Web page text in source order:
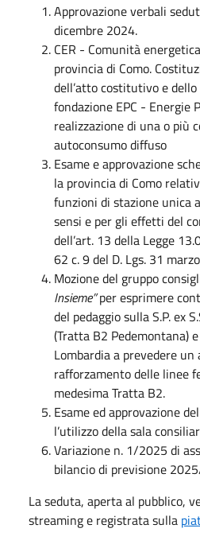
Approvazione verbali
dicembre 2024.
CER - Comunità
provincia di Como.
dell’atto costitutivo e
fondazione EPC - Energie
realizzazione di una o più
autoconsumo diffuso
Esame e approvazione
la provincia di Como
funzioni di stazione unica
sensi e per gli effetti del
dell’art. 13 della Legge
62 c. 9 del D. Lgs. 31
Mozione del gruppo
Insieme”per esprimere
del pedaggio sulla S.P. ex
(Tratta B2 Pedemontana)
Lombardia a prevedere
rafforzamento delle linee
medesima Tratta B2.
Esame ed approvazione
l’utilizzo della sala
Variazione n. 1/2025 di
bilancio di previsione
La seduta, aperta al pubblico,
streaming e registrata sulla